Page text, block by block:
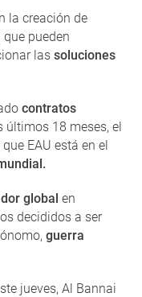
la creación de
que pueden
las soluciones
contratos
últimos 18 meses, el
EAU está en el
global en
decididos a ser
guerra
jueves, Al Bannai